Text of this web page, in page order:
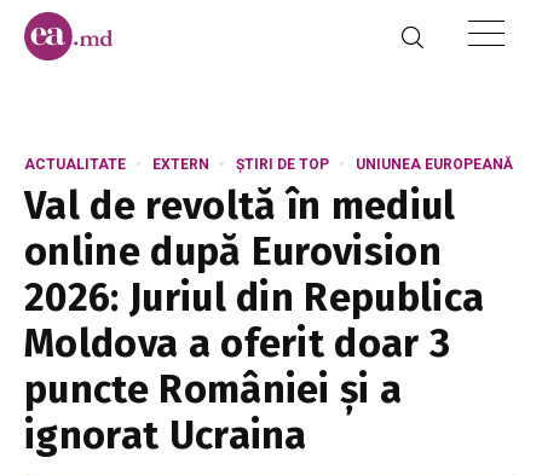
ACTUALITATE EXTERN ȘTIRI DE TOP UNIUNEA EUROPEANĂ
Val de revoltă în mediul
online după Eurovision
2026: Juriul din Republica
Moldova a oferit doar 3
puncte României și a
ignorat Ucraina